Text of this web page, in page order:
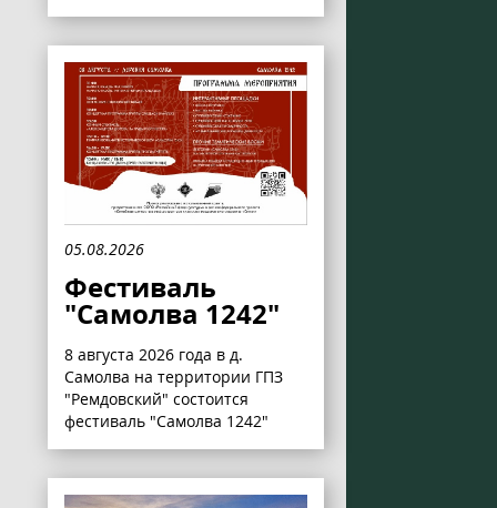
05.08.2026
Фестиваль
"Самолва 1242"
8 августа 2026 года в д.
Самолва на территории ГПЗ
"Ремдовский" состоится
фестиваль "Самолва 1242"